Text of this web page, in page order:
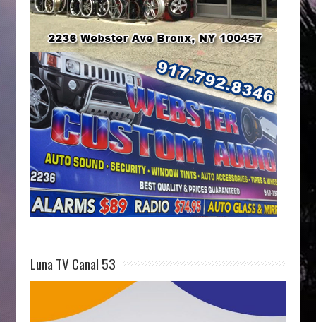
Luna TV Canal 53